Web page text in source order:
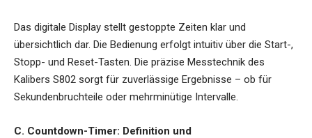
Das digitale Display stellt gestoppte Zeiten klar und
übersichtlich dar. Die Bedienung erfolgt intuitiv über die Start-,
Stopp- und Reset-Tasten. Die präzise Messtechnik des
Kalibers S802 sorgt für zuverlässige Ergebnisse – ob für
Sekundenbruchteile oder mehrminütige Intervalle.
C. Countdown-Timer: Definition und